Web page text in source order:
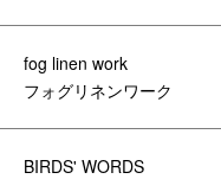
fog linen work
フォグリネンワーク
BIRDS' WORDS